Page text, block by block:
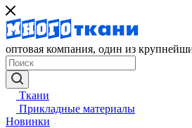
оптовая компания, один из
Ткани
Прикладные материалы
Новинки